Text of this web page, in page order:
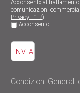
Acconsento al
comunicazioni
Privacy - 1.2).
Acconsento
Condizioni Generali